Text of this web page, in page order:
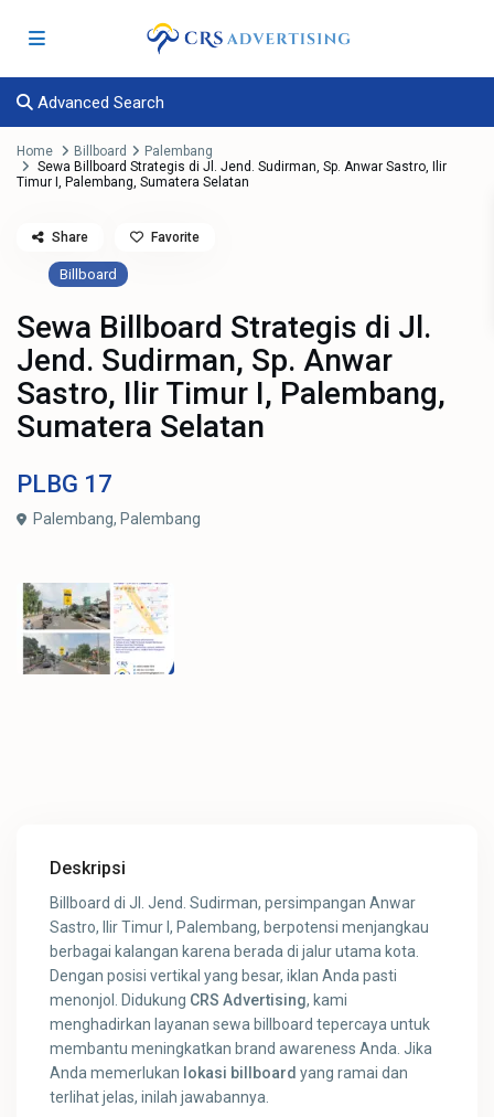
Advanced Search
Home Billboard
Palembang
Sewa Billboard Strategis di Jl. Jend. Sudirman, Sp. Anwar Sastro, Ilir
Timur I, Palembang, Sumatera Selatan
Billboard
Sewa Billboard Strategis di Jl.
Jend. Sudirman, Sp. Anwar
Sastro, Ilir Timur I, Palembang,
Sumatera Selatan
PLBG 17
Palembang, Palembang
Share Favorite
Deskripsi
Billboard di Jl. Jend. Sudirman, persimpangan Anwar
Sastro, Ilir Timur I, Palembang, berpotensi menjangkau
berbagai kalangan karena berada di jalur utama kota.
Dengan posisi vertikal yang besar, iklan Anda pasti
menonjol. Didukung CRS Advertising, kami
menghadirkan layanan sewa billboard tepercaya untuk
membantu meningkatkan brand awareness Anda. Jika
Anda memerlukan lokasi billboard yang ramai dan
terlihat jelas, inilah jawabannya.